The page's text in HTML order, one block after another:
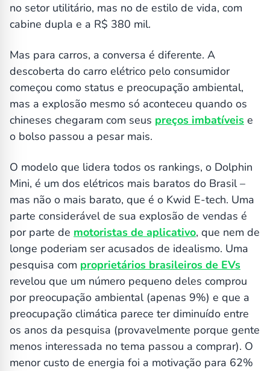
no setor utilitário, mas no de estilo de vida, com
cabine dupla e a R$ 380 mil.
Mas para carros, a conversa é diferente. A
descoberta do carro elétrico pelo consumidor
começou como status e preocupação ambiental,
mas a explosão mesmo só aconteceu quando os
chineses chegaram com seus preços imbatíveis e
o bolso passou a pesar mais.
O modelo que lidera todos os rankings, o Dolphin
Mini, é um dos elétricos mais baratos do Brasil –
mas não o mais barato, que é o Kwid E-tech. Uma
parte considerável de sua explosão de vendas é
por parte de motoristas de aplicativo, que nem de
longe poderiam ser acusados de idealismo. Uma
pesquisa com proprietários brasileiros de EVs
revelou que um número pequeno deles comprou
por preocupação ambiental (apenas 9%) e que a
preocupação climática parece ter diminuído entre
os anos da pesquisa (provavelmente porque gente
menos interessada no tema passou a comprar). O
menor custo de energia foi a motivação para 62%